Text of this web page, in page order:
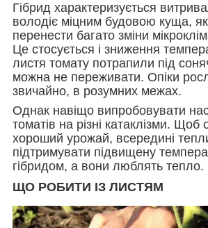
Гібрид характеризується
володіє міцним будовою куща,
перенести багато зміни
Це стосується і зниження
листя томату потрапили під
можна не переживати. Опіки
звичайно, в розумних межах.
Однак навіщо випробовувати
томатів на різні катаклізми. Щоб
хороший урожай, всередині
підтримувати підвищену
гібридом, а вони люблять тепло.
ЩО РОБИТИ ІЗ ЛИСТЯМ